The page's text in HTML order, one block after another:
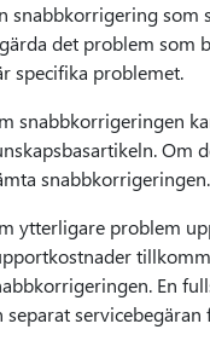
snabbkorrigering som
det problem som
specifika problemet.
snabbkorrigeringen
Om
snabbkorrigeringen.
ytterligare problem
En
separat